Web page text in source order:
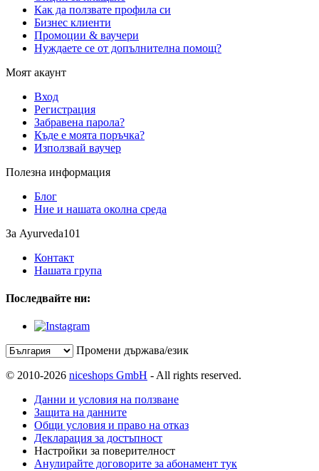
Как да ползвате профила си
Бизнес клиенти
Промоции & ваучери
Нуждаете се от допълнителна помощ?
Моят акаунт
Вход
Регистрация
Забравена парола?
Къде е моята поръчка?
Използвай ваучер
Полезна информация
Блог
Ние и нашата околна среда
За Ayurveda101
Контакт
Нашата група
Последвайте ни:
Промени държава/език
© 2010-2026 niceshops GmbH - All rights reserved.
Данни и условия на ползване
Защита на данните
Общи условия и право на отказ
Декларация за достъпност
Настройки за поверителност
Анулирайте договорите за абонамент тук